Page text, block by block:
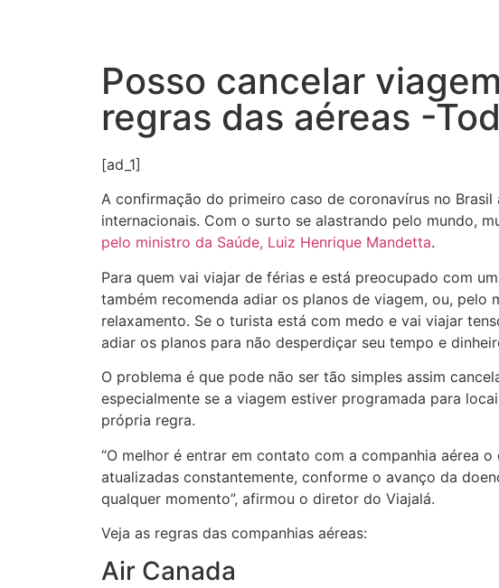
Posso cancelar
regras das aéreas -
[ad_1]
A confirmação do primeiro caso de coronavírus no
internacionais. Com o surto se alastrando pelo mundo,
pelo ministro da Saúde, Luiz Henrique Mandetta.
Para quem vai viajar de férias e está preocupado com
também recomenda adiar os planos de viagem, ou,
relaxamento. Se o turista está com medo e vai viajar
adiar os planos para não desperdiçar seu tempo e
O problema é que pode não ser tão simples assim
especialmente se a viagem estiver programada para
própria regra.
“O melhor é entrar em contato com a companhia aérea
atualizadas constantemente, conforme o avanço da
qualquer momento”, afirmou o diretor do Viajalá.
Veja as regras das companhias aéreas:
Air Canada